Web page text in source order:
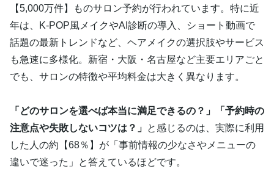
【5,000万件】ものサロン予約が行われています。特に近
年は、K-POP風メイクやAI診断の導入、ショート動画で
話題の最新トレンドなど、ヘアメイクの選択肢やサービス
も急速に多様化。新宿・大阪・名古屋など主要エリアごと
でも、サロンの特徴や平均料金は大きく異なります。
「どのサロンを選べば本当に満足できるの？」「予約時の
注意点や失敗しないコツは？」 と感じるのは、実際に利用
した人の約【68％】が「事前情報の少なさやメニューの
違いで迷った」と答えているほどです。